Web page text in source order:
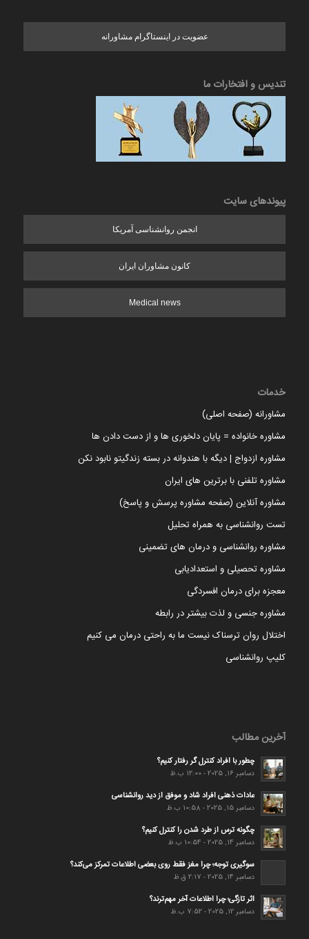
عضویت در اینستاگرام مشاورانه
تندیس و افتخارات ما
پیوندهای سایت
انجمن روانشناسی آمریکا
کانون مشاوران ایران
Medical news
خدمات
مشاورانه (صفحه اصلی)
مشاوره خانواده = پایان دلخوری ها و از دست دادن ها
مشاوره ازدواج | دیگه با هندوانه در بسته زندگیتو نابود نکن
مشاوره تلفنی با برترین های ایران
مشاوره آنلاین (صفحه مشاوره پرسش و پاسخ)
تست روانشناسی به همراه تحلیل
مشاوره روانشناسی و درمان های تضمینی
مشاوره تحصیلی و استعدادیابی
معجزه برای درمان افسردگی
مشاوره جنسی و لذت بیشتر در رابطه
اختلال روان ترسناک نیست ما به راحتی درمان می کنیم
کلیپ روانشناسی
آخرین مطالب
چطور با افراد کنترل گر رفتار کنیم؟
دسامبر 16, 2025 - 12:00 ب.ظ
عادات ذهنی افراد شاد و موفق از دید روانشناسی
دسامبر 15, 2025 - 10:58 ب.ظ
چگونه ترس از طرد شدن را کنترل کنیم؟
دسامبر 14, 2025 - 10:54 ب.ظ
سوگیری توجه؛ چرا مغز فقط روی بعضی اطلاعات تمرکز می‌کند؟
دسامبر 14, 2025 - 2:17 ق.ظ
اثر تازگی؛ چرا اطلاعات آخر مهم‌ترند؟
دسامبر 12, 2025 - 7:52 ب.ظ